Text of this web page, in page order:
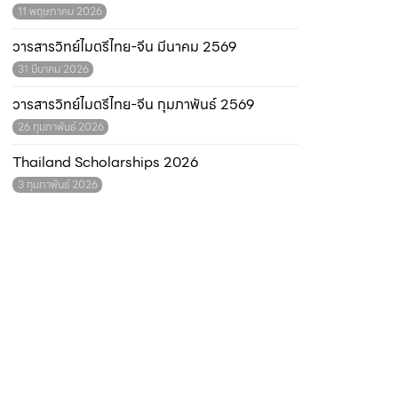
11 พฤษภาคม 2026
วารสารวิทย์ไมตรีไทย-จีน มีนาคม 2569
31 มีนาคม 2026
วารสารวิทย์ไมตรีไทย-จีน กุมภาพันธ์ 2569
26 กุมภาพันธ์ 2026
Thailand Scholarships 2026
3 กุมภาพันธ์ 2026